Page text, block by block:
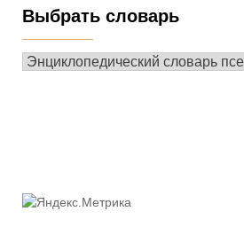
Выбрать словарь
Выбрать